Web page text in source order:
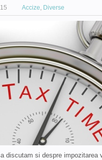
Accize Diverse
discutam si despre impozitarea